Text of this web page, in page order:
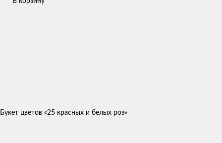
Букет цветов «25 красных и белых роз»